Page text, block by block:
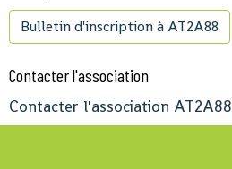
Bulletin d'inscription à AT2A88
Contacter l'association
Contacter l'association AT2A88